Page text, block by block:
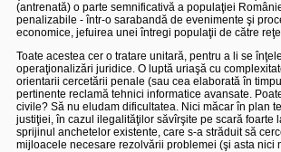
(antrenată) o parte semnificativă a populaţiei
penalizabile - într-o sarabandă de evenimente şi
economice, jefuirea unei întregi populaţii de către
Toate acestea cer o tratare unitară, pentru a li se
operaţionalizări juridice. O luptă uriaşă cu
orientarii cercetării penale (sau cea elaborată în
pertinente reclamă tehnici informatice avansate.
civile? Să nu eludam dificultatea. Nici măcar în plan
justiţiei, în cazul ilegalităţilor săvîrşite pe scară foarte
sprijinul anchetelor existente, care s-a străduit să
mijloacele necesare rezolvării problemei (şi asta nici